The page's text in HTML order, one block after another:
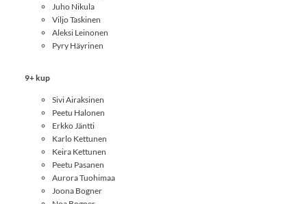
Juho Nikula
Viljo Taskinen
Aleksi Leinonen
Pyry Häyrinen
9+ kup
Sivi Airaksinen
Peetu Halonen
Erkko Jäntti
Karlo Kettunen
Keira Kettunen
Peetu Pasanen
Aurora Tuohimaa
Joona Bogner